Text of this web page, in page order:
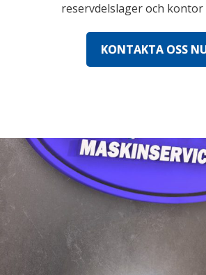
reservdelslager och kontor
KONTAKTA OSS